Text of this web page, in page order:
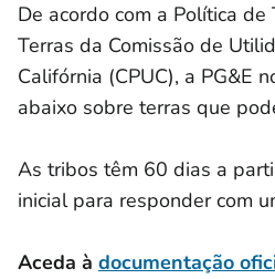
De acordo com a Política
Terras da Comissão de
Califórnia (CPUC), a PG&E
abaixo sobre terras que
As tribos têm 60 dias a
inicial para responder com
Aceda à documentação